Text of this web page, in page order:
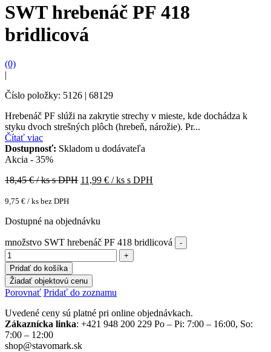
SWT hrebenáč PF 418
bridlicová
(0)
|
Číslo položky: 5126 | 68129
Hrebenáč PF slúži na zakrytie strechy v mieste, kde dochádza k
styku dvoch strešných plôch (hrebeň, nárožie). Pr...
Čítať viac
Dostupnosť: Skladom u dodávateľa
Akcia - 35%
18,45€ / ks s DPH 11,99 € / ks s DPH
9,75 € / ks bez DPH
Dostupné na objednávku
množstvo SWT hrebenáč PF 418 bridlicová
Pridať do košíka
Žiadať objektovú cenu
Porovnať Pridať do zoznamu
Uvedené ceny sú platné pri online objednávkach.
Zákaznícka linka: +421 948 200 229 Po – Pi: 7:00 – 16:00, So:
7:00 – 12:00
shop@stavomark.sk